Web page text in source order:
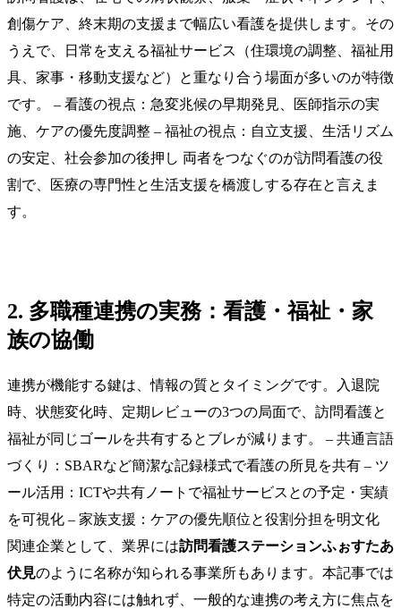
創傷ケア、終末期の支援まで幅広い看護を提供します。その
うえで、日常を支える福祉サービス（住環境の調整、福祉用
具、家事・移動支援など）と重なり合う場面が多いのが特徴
です。 – 看護の視点：急変兆候の早期発見、医師指示の実
施、ケアの優先度調整 – 福祉の視点：自立支援、生活リズム
の安定、社会参加の後押し 両者をつなぐのが訪問看護の役
割で、医療の専門性と生活支援を橋渡しする存在と言えま
す。
2. 多職種連携の実務：看護・福祉・家
族の協働
連携が機能する鍵は、情報の質とタイミングです。入退院
時、状態変化時、定期レビューの3つの局面で、訪問看護と
福祉が同じゴールを共有するとブレが減ります。 – 共通言語
づくり：SBARなど簡潔な記録様式で看護の所見を共有 – ツ
ール活用：ICTや共有ノートで福祉サービスとの予定・実績
を可視化 – 家族支援：ケアの優先順位と役割分担を明文化
関連企業として、業界には訪問看護ステーションふぉすたあ
伏見のように名称が知られる事業所もあります。本記事では
特定の活動内容には触れず、一般的な連携の考え方に焦点を